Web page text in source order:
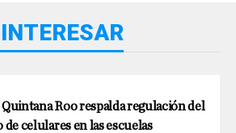
Quintana Roo respalda regulación del
de celulares en las escuelas